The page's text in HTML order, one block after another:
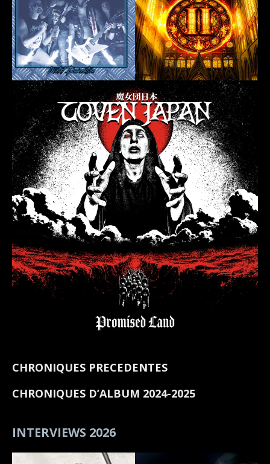
CHRONIQUES PRECEDENTES
CHRONIQUES D’ALBUM 2024-2025
INTERVIEWS 2026